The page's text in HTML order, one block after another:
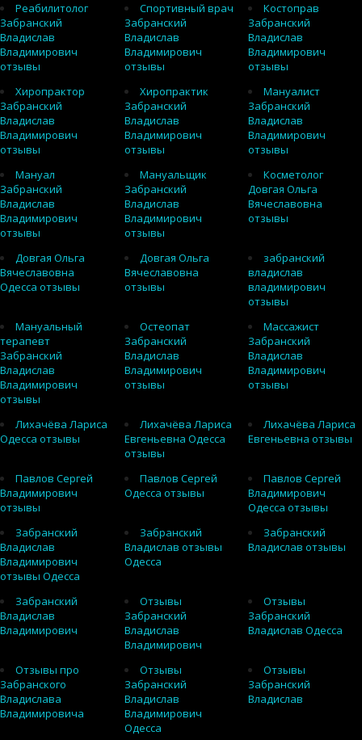
Реабилитолог
Забранский
Владислав
Владимирович
отзывы
Спортивный врач
Забранский
Владислав
Владимирович
отзывы
Костоправ
Забранский
Владислав
Владимирович
отзывы
Хиропрактор
Забранский
Владислав
Владимирович
отзывы
Хиропрактик
Забранский
Владислав
Владимирович
отзывы
Мануалист
Забранский
Владислав
Владимирович
отзывы
Мануал
Забранский
Владислав
Владимирович
отзывы
Мануальщик
Забранский
Владислав
Владимирович
отзывы
Косметолог
Довгая Ольга
Вячеславовна
отзывы
Довгая Ольга
Вячеславовна
Одесса отзывы
Довгая Ольга
Вячеславовна
отзывы
забранский
владислав
владимирович
отзывы
Мануальный
терапевт
Забранский
Владислав
Владимирович
отзывы
Остеопат
Забранский
Владислав
Владимирович
отзывы
Массажист
Забранский
Владислав
Владимирович
отзывы
Лихачёва Лариса
Одесса отзывы
Лихачёва Лариса
Евгеньевна Одесса
отзывы
Лихачёва Лариса
Евгеньевна отзывы
Павлов Сергей
Владимирович
отзывы
Павлов Сергей
Одесса отзывы
Павлов Сергей
Владимирович
Одесса отзывы
Забранский
Владислав
Владимирович
отзывы Одесса
Забранский
Владислав отзывы
Одесса
Забранский
Владислав отзывы
Забранский
Владислав
Владимирович
Отзывы
Забранский
Владислав
Владимирович
Отзывы
Забранский
Владислав Одесса
Отзывы про
Забранского
Владислава
Владимировича
Отзывы
Забранский
Владислав
Владимирович
Одесса
Отзывы
Забранский
Владислав